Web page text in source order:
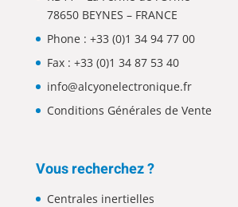
78650 BEYNES – FRANCE
Phone : +33 (0)1 34 94 77 00
Fax : +33 (0)1 34 87 53 40
info@alcyonelectronique.fr
Conditions Générales de Vente
Vous recherchez ?
Centrales inertielles